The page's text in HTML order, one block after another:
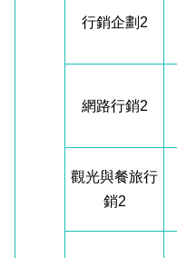
行銷企劃2
網路行銷2
觀光與餐旅行
銷2